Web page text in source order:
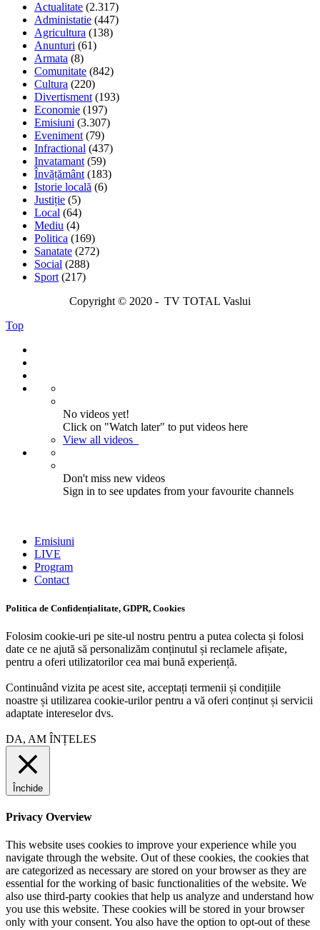
Actualitate (2.317)
Administatie (447)
Agricultura (138)
Anunturi (61)
Armata (8)
Comunitate (842)
Cultura (220)
Divertisment (193)
Economie (197)
Emisiuni (3.307)
Eveniment (79)
Infractional (437)
Invatamant (59)
Învățământ (183)
Istorie locală (6)
Justiție (5)
Local (64)
Mediu (4)
Politica (169)
Sanatate (272)
Social (288)
Sport (217)
Copyright © 2020 - TV TOTAL Vaslui
Top
No videos yet!
Click on "Watch later" to put videos here
View all videos
Don't miss new videos
Sign in to see updates from your favourite channels
Emisiuni
LIVE
Program
Contact
Politica de Confidențialitate, GDPR, Cookies
Folosim cookie-uri pe site-ul nostru pentru a putea colecta și folosi
date ce ne ajută să personalizăm conținutul și reclamele afișate,
pentru a oferi utilizatorilor cea mai bună experiență.
Continuând vizita pe acest site, acceptați termenii și condițiile
noastre și utilizarea cookie-urilor pentru a vă oferi conținut și servicii
adaptate intereselor dvs.
DA, AM ÎNȚELES
Închide
Privacy Overview
This website uses cookies to improve your experience while you
navigate through the website. Out of these cookies, the cookies that
are categorized as necessary are stored on your browser as they are
essential for the working of basic functionalities of the website. We
also use third-party cookies that help us analyze and understand how
you use this website. These cookies will be stored in your browser
only with your consent. You also have the option to opt-out of these